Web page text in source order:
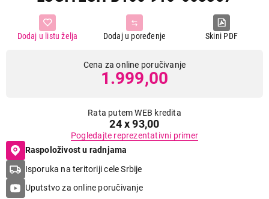
Skini PDF
Dodaj u poređenje
Dodaj u listu želja
Cena za online poručivanje
1.999,00
Rata putem WEB kredita
24 x 93,00
Pogledajte reprezentativni primer
Raspoloživost u radnjama
Isporuka na teritoriji cele Srbije
Uputstvo za online poručivanje